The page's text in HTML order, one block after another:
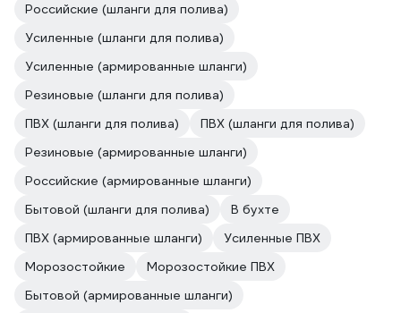
Российские (шланги для полива)
Усиленные (шланги для полива)
Усиленные (армированные шланги)
Резиновые (шланги для полива)
ПВХ (шланги для полива)
ПВХ (шланги для полива)
Резиновые (армированные шланги)
Российские (армированные шланги)
Бытовой (шланги для полива)
В бухте
ПВХ (армированные шланги)
Усиленные ПВХ
Морозостойкие
Морозостойкие ПВХ
Бытовой (армированные шланги)